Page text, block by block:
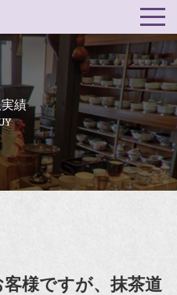
績
様ですが、抹茶道